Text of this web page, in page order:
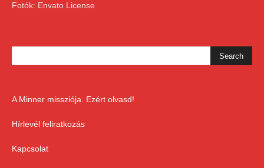
Fotók: Envato License
A Minner missziója. Ezért olvasd!
Hírlevél feliratkozás
Kapcsolat